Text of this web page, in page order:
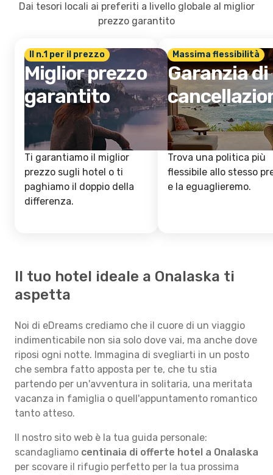
Dai tesori locali ai preferiti a livello globale al miglior
prezzo garantito
Il n.1 per il prezzo
Miglior prezzo
garantito
Ti garantiamo il miglior
prezzo sugli hotel o ti
paghiamo il doppio della
differenza.
Massima flessibilità
Garanzia di
Trova una politica più
flessibile allo stesso
e la eguaglieremo.
Il tuo hotel ideale a Onalaska ti
aspetta
Noi di eDreams crediamo che il cuore di un viaggio
indimenticabile non sia solo dove vai, ma anche dove
riposi ogni notte. Immagina di svegliarti in un posto
che sembra fatto apposta per te, che tu stia
partendo per un'avventura in solitaria, una meritata
vacanza in famiglia o quell'appuntamento romantico
tanto atteso.
Il nostro sito web è la tua guida personale:
scandagliamo centinaia di offerte hotel a Onalaska
per scovare il rifugio perfetto per la tua prossima